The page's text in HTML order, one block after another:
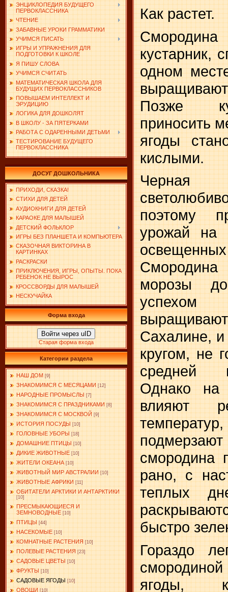
ЭНЦИКЛОПЕДИЯ БУДУЩЕГО
ПЕРВОКЛАССНИКА
ЧТЕНИЕ
ЗАБАВНЫЕ УРОКИ ГРАММАТИКИ
УЧИМСЯ ПИСАТЬ
ИГРЫ И УПРАЖНЕНИЯ ДЛЯ
ПОДГОТОВКИ К ШКОЛЕ
Я ПИШУ СЛОВА
УЧИМСЯ СЧИТАТЬ
МАТЕМАТИЧЕСКАЯ ШКОЛА ДЛЯ
БУДУЩИХ ПЕРВОКЛАССНИКОВ
ПОВЫШАЕМ ИНТЕЛЛЕКТ И
ЭРУДИЦИЮ
ЛОГИКА ДЛЯ ДОШКОЛЯТ
В ШКОЛУ - ЗА ПЯТЕРКАМИ
РАБОТА С ОДАРЕННЫМИ ДЕТЬМИ
ТЕСТИРОВАНИЕ БУДУЩЕГО
ПЕРВОКЛАССНИКА
ДОСУГ ДОШКОЛЬНИКА
ПРИХОДИ, СКАЗКА!
СТИХИ ДЛЯ ДЕТЕЙ
АУДИОКНИГИ ДЛЯ ДЕТЕЙ
КАРАОКЕ ДЛЯ МАЛЫШЕЙ
ДЕТСКИЙ ФОЛЬКЛОР
ИГРЫ БЕЗ ПЛАНШЕТА И КОМПЬЮТЕРА
СКАЗОЧНАЯ ВИКТОРИНА В
КАРТИНКАХ
РАСКРАСКИ
ПРИКЛЮЧЕНИЯ, ИГРЫ, ОПЫТЫ. ПОКА
РЕБЕНОК НЕ ВЫРОС
КРОССВОРДЫ ДЛЯ МАЛЫШЕЙ
НЕСКУЧАЙКА
Форма входа
Войти через uID
Старая форма входа
Категории раздела
НАШ ДОМ [9]
ЗНАКОМИМСЯ С МЕСЯЦАМИ [12]
НАРОДНЫЕ ПРОМЫСЛЫ [7]
ЗНАКОМИМСЯ С ПРАЗДНИКАМИ [8]
ЗНАКОМИМСЯ С МОСКВОЙ [9]
ИСТОРИЯ ПОСУДЫ [10]
ГОЛОВНЫЕ УБОРЫ [18]
ДОМАШНИЕ ПТИЦЫ [10]
ДИКИЕ ЖИВОТНЫЕ [10]
ЖИТЕЛИ ОКЕАНА [10]
ЖИВОТНЫЙ МИР АВСТРАЛИИ [10]
ЖИВОТНЫЕ АФРИКИ [11]
ОБИТАТЕЛИ АРКТИКИ И АНТАРКТИКИ
[10]
ПРЕСМЫКАЮЩИЕСЯ И
ЗЕМНОВОДНЫЕ [10]
ПТИЦЫ [44]
НАСЕКОМЫЕ [10]
КОМНАТНЫЕ РАСТЕНИЯ [10]
ПОЛЕВЫЕ РАСТЕНИЯ [23]
САДОВЫЕ ЦВЕТЫ [10]
ФРУКТЫ [10]
САДОВЫЕ ЯГОДЫ [10]
ОВОЩИ [10]
Как растет.
кустарник,
одном
Позже
приносить
ягоды
кислыми.
Черная
поэтому
урожай на
Смородина
морозы
Сахалине,
кругом, не
средней
Однако на
влияют
смородина
рано, с
теплых
быстро
Гораздо
ягоды,